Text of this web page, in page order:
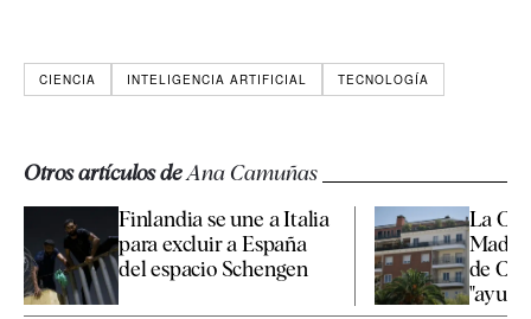
CIENCIA INTELIGENCIA ARTIFICIAL TECNOLOGÍA
Otros artículos deAna Camuñas
Finlandia se une a Italia
para excluir a España
del espacio Schengen
La
de